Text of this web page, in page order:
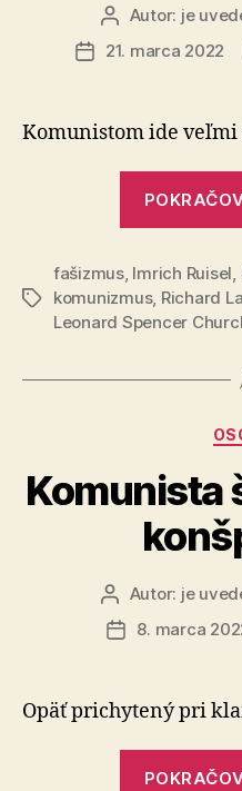
Autor
článku
Autor: je
Dátum
21. marca 2022
Komunistom ide veľmi
Značky
fašizmus, Imrich Ruisel,
komunizmus, Richard
Leonard Spencer
Komunista
Autor
článku
Autor: je
Dátum
8. marca
Opäť prichytený pri